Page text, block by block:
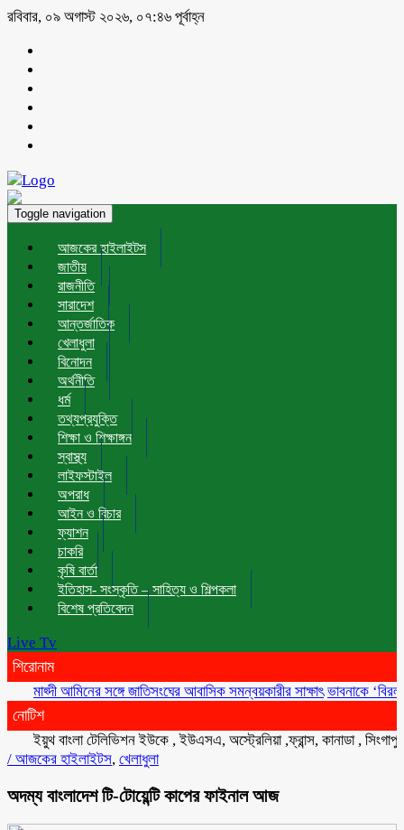
রবিবার, ০৯ অগাস্ট ২০২৬, ০৭:৪৬ পূর্বাহ্ন
Toggle navigation
আজকের হাইলাইটস
জাতীয়
রাজনীতি
সারাদেশ
আন্তর্জাতিক
খেলাধুলা
বিনোদন
অর্থনীতি
ধর্ম
তথ্যপ্রযুক্তি
শিক্ষা ও শিক্ষাঙ্গন
স্বাস্থ্য
লাইফস্টাইল
অপরাধ
আইন ও বিচার
ফ্যাশন
চাকরি
কৃষি বার্তা
ইতিহাস- সংস্কৃতি – সাহিত্য ও শিল্পকলা
বিশেষ প্রতিবেদন
Live Tv
শিরোনাম
আমিনের সঙ্গে জাতিসংঘের আবাসিক সমন্বয়কারীর সাক্ষাৎ ভাবনাকে ‘বিরল
নোটিশ
বাংলা টেলিভিশন ইউকে , ইউএসএ, অস্ট্রেলিয়া ,ফ্রান্স, কানাডা , সিংগাপুর ,
/ আজকের হাইলাইটস, খেলাধুলা
অদম্য বাংলাদেশ টি-টোয়েন্টি কাপের ফাইনাল আজ